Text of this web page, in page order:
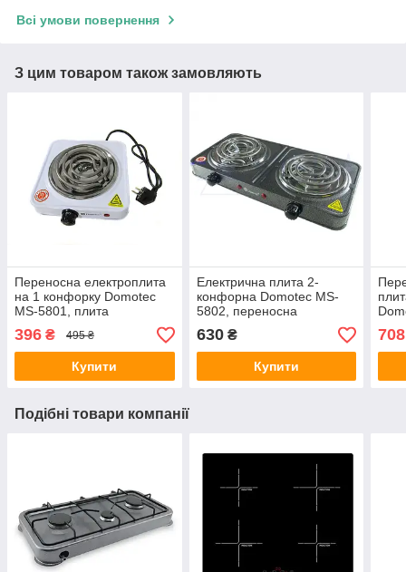
Всі умови повернення
З цим товаром також замовляють
Переносна електроплита
на 1 конфорку Domotec
MS-5801, плита
електрична настільна
396 ₴ 495 ₴
Купити
Електрична плита 2-
конфорна Domotec MS-
5802, переносна
електропліта
630₴
Купити
708
Подібні товари компанії